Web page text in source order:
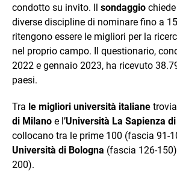
condotto su invito. Il sondaggio
diverse discipline di nominare fino a
ritengono essere le migliori per la
nel proprio campo. Il questionario,
2022 e gennaio 2023, ha ricevuto
paesi.
Tra le migliori università italiane
di Milano e l’Università La Sapienza di
collocano tra le prime 100 (fascia 91-
Università di Bologna (fascia 126-
200).